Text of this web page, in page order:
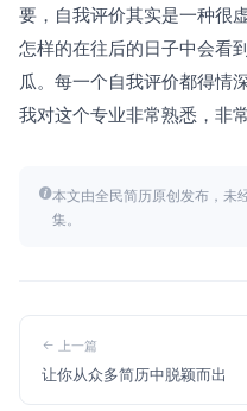
要，自我评价其实是一种很
怎样的在往后的日子中会看
瓜。每一个自我评价都得情
我对这个专业非常熟悉，非
本文由全民简历原创发布，未
集。
上一篇
让你从众多简历中脱颖而出